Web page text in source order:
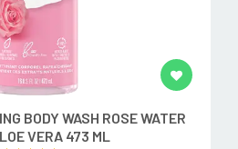
BODY WASH ROSE WATER
VERA 473 ML